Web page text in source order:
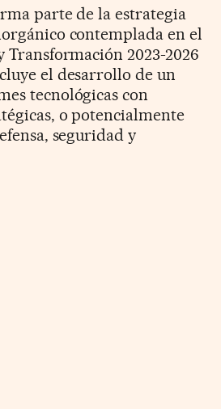
parte de la estrategia
contemplada en el
Transformación 2023-2026
el desarrollo de un
tecnológicas con
o potencialmente
seguridad y